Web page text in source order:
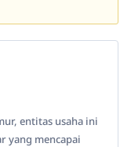
entitas usaha ini
yang mencapai